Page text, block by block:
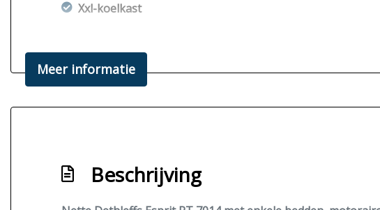
Xxl-koelkast
Meer informatie
Beschrijving